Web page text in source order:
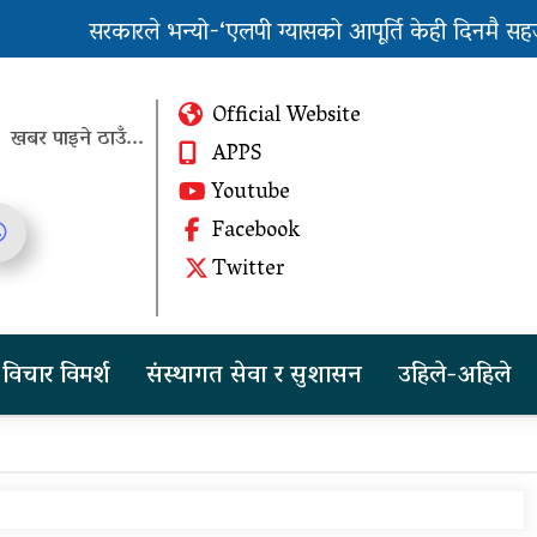
सरकारले भन्यो-‘एलपी ग्यासको आपूर्ति केही दिनमै सहज
खबर पाइने ठाउँ...
Official Website
APPS
Youtube
Facebook
Twitter
विचार विमर्श संस्थागत सेवा र सुशासन उहिले-अहिले
तीन दिन सम्म मुसलधारे देखि
आरिघोप्टे मनसुन, सतर्क रहन
चीनको दबाबपछि तिब्बत
सम्मेलनमा दलाई लामाका
प्रतिनिधि नआउने